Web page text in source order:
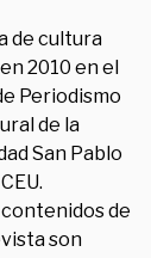
de cultura
2010 en el
Periodismo
de la
San Pablo
CEU.
contenidos de
son